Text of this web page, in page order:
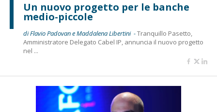
Un nuovo progetto per le banche
medio-piccole
di Flavio Padovan e Maddalena Libertini -Tranquillo Pasetto,
Amministratore Delegato Cabel IP, annuncia il nuovo progetto
nel ...